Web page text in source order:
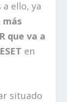
a ello, ya
más
que va a
en
situado